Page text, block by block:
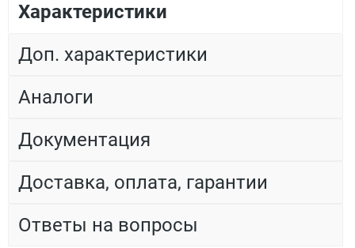
Характеристики
Доп. характеристики
Аналоги
Документация
Доставка, оплата, гарантии
Ответы на вопросы